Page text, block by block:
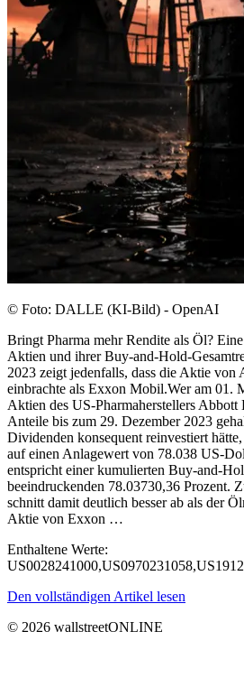
© Foto: DALLE (KI-Bild) - OpenAI
Bringt Pharma mehr Rendite als Öl?
Aktien und ihrer Buy-and-Hold-
2023 zeigt jedenfalls, dass die Aktie von
einbrachte als Exxon Mobil.Wer am 01.
Aktien des US-Pharmaherstellers Abbott
Anteile bis zum 29. Dezember 2023
Dividenden konsequent reinvestiert
auf einen Anlagewert von 78.038 US-
entspricht einer kumulierten Buy-and-
beeindruckenden 78.03730,36 Prozent.
schnitt damit deutlich besser ab als der
Aktie von Exxon …
Enthaltene Werte:
Den vollständigen Artikel lesen
© 2026 wallstreetONLINE